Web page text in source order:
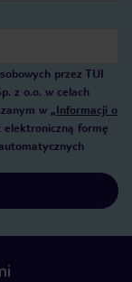
przez TUI
z o.o. w celach
w „Informacji o
elektroniczną formę